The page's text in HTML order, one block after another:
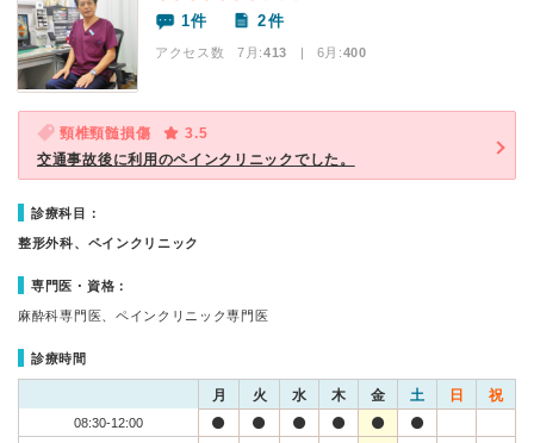
1件 2件
アクセス数 7月:413 | 6月:400
頸椎頸髄損傷
3.5
交通事故後に利用のペインクリニックでした。
診療科目：
整形外科、ペインクリニック
専門医・資格：
麻酔科専門医、ペインクリニック専門医
診療時間
月 火 水 木 金 土 日 祝
08:30-12:00